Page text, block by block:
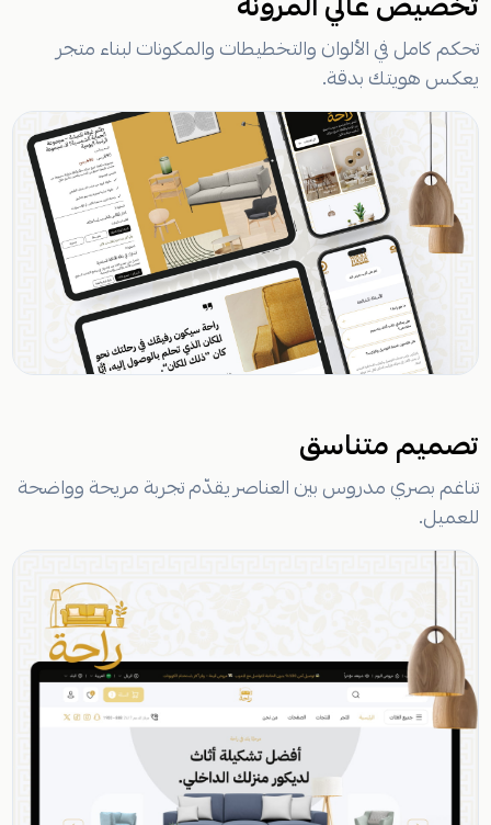
تحكم كامل في الألوان والتخطيطات والمكونات لبناء متجر
يعكس هويتك بدقة.
تصميم متناسق
تناغم بصري مدروس بين العناصر يقدّم تجربة مريحة وواضحة
للعميل.